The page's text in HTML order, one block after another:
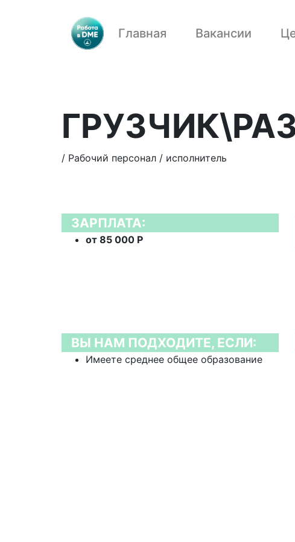
Главная Вакансии
/ Рабочий персонал / исполнитель
ЗАРПЛАТА:
от 85 000 Р
ВЫ НАМ ПОДХОДИТЕ, ЕСЛИ:
Имеете среднее общее образование